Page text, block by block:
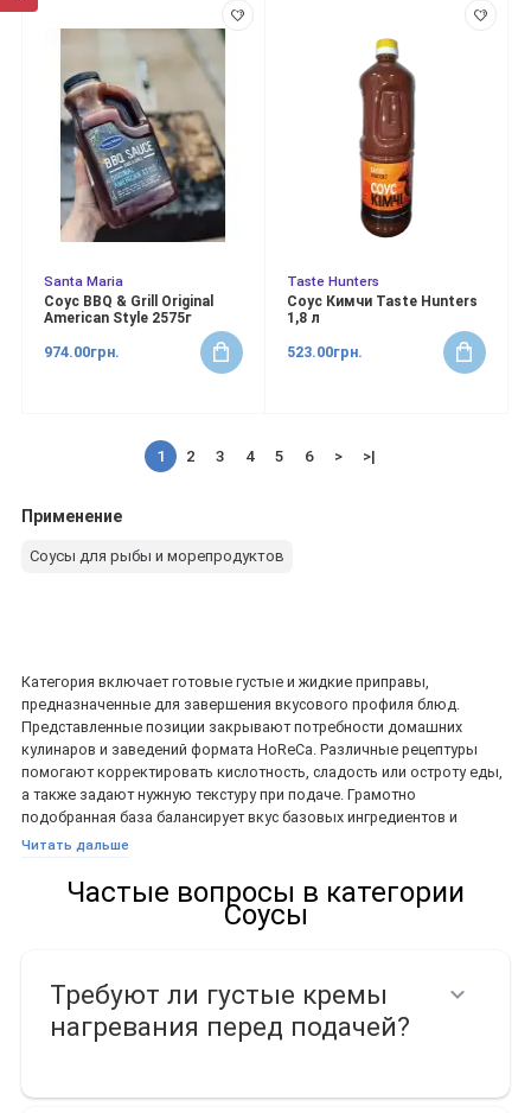
Santa Maria
Соус BBQ & Grill Original
American Style 2575г
974.00грн.
Taste Hunters
Соус Кимчи Taste Hunters
1,8 л
523.00грн.
1 2 3 4 5 6 > >|
Применение
Соусы для рыбы и морепродуктов
Категория включает готовые густые и жидкие приправы,
предназначенные для завершения вкусового профиля блюд.
Представленные позиции закрывают потребности домашних
кулинаров и заведений формата HoReCa. Различные рецептуры
помогают корректировать кислотность, сладость или остроту еды,
а также задают нужную текстуру при подаче. Грамотно
подобранная база балансирует вкус базовых ингредиентов и
расширяет меню.
Что входит в категорию
Ассортимент сформирован из десятков позиций под разные
гастрономические задачи. Значительную часть занимают
от брендов Santa Maria, Heinz, Zeisner. Отдельно представлены
Читать дальше
Частые вопросы в категории
Соусы
Требуют ли густые кремы
нагревания перед подачей?